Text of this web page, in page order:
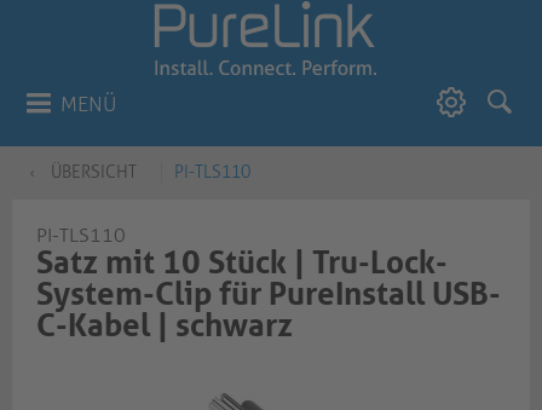
MENÜ
ÜBERSICHT PI-TLS110
PI-TLS110
Satz mit 10 Stück | Tru-Lock-
System-Clip für PureInstall USB-
C-Kabel | schwarz​​​​​​​